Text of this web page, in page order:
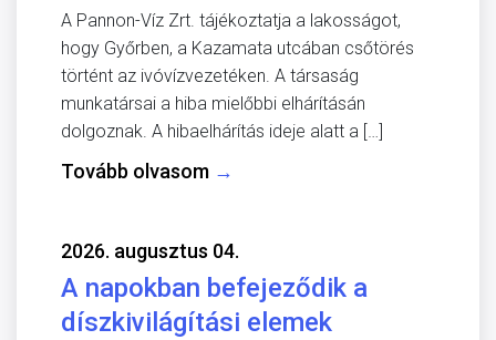
A Pannon-Víz Zrt. tájékoztatja a lakosságot,
hogy Győrben, a Kazamata utcában csőtörés
történt az ivóvízvezetéken. A társaság
munkatársai a hiba mielőbbi elhárításán
dolgoznak. A hibaelhárítás ideje alatt a […]
Tovább olvasom →
2026. augusztus 04.
A napokban befejeződik a
díszkivilágítási elemek